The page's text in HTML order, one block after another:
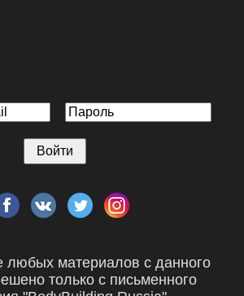
любых материалов с данного
только с письменного